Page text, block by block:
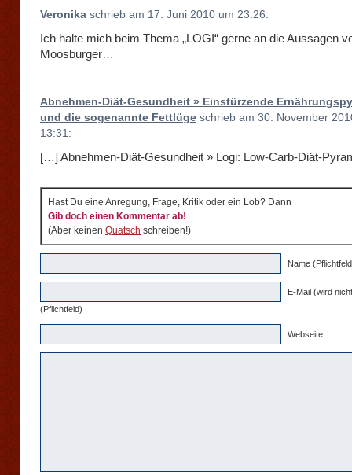
Veronika schrieb am 17. Juni 2010 um 23:26:
Ich halte mich beim Thema „LOGI“ gerne an die Aussagen
Moosburger…
Abnehmen-Diät-Gesundheit » Einstürzende
und die sogenannte Fettlüge schrieb am 30. November
13:31:
[…] Abnehmen-Diät-Gesundheit » Logi: Low-Carb-Diät-
Hast Du eine Anregung, Frage, Kritik oder ein Lob? Dann
Gib doch einen Kommentar ab!
(Aber keinen Quatsch schreiben!)
Name
E-Mail (wird
(Pflichtfeld)
Webseite